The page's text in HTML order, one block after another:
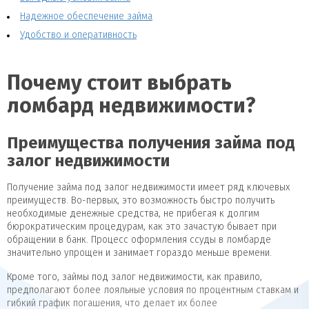
Надежное обеспечение займа
Удобство и оперативность
Почему стоит выбрать
ломбард недвижимости?
Преимущества получения займа под
залог недвижимости
Получение займа под залог недвижимости имеет ряд ключевых
преимуществ. Во-первых, это возможность быстро получить
необходимые денежные средства, не прибегая к долгим
бюрократическим процедурам, как это зачастую бывает при
обращении в банк. Процесс оформления ссуды в ломбарде
значительно упрощен и занимает гораздо меньше времени.
Кроме того, займы под залог недвижимости, как правило,
предполагают более лояльные условия по процентным ставкам и
гибкий график погашения, что делает их более